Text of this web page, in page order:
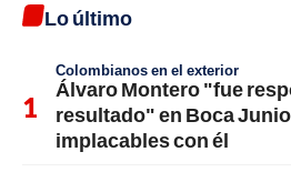
Lo último
Colombianos en el exterior
Álvaro Montero "fue
resultado" en Boca
implacables con él